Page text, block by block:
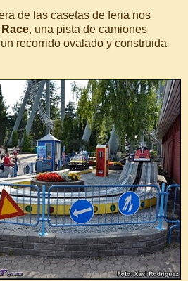
de las casetas de feria nos
, una pista de camiones
recorrido ovalado y construida